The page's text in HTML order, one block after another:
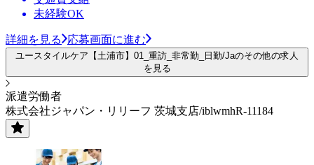
未経験OK
詳細を見る 応募画面に進む
ユースタイルケア【土浦市】01_重訪_非常勤_日勤/Jaのその他の求人
を見る
派遣労働者
株式会社ジャパン・リリーフ 茨城支店/iblwmhR-11184